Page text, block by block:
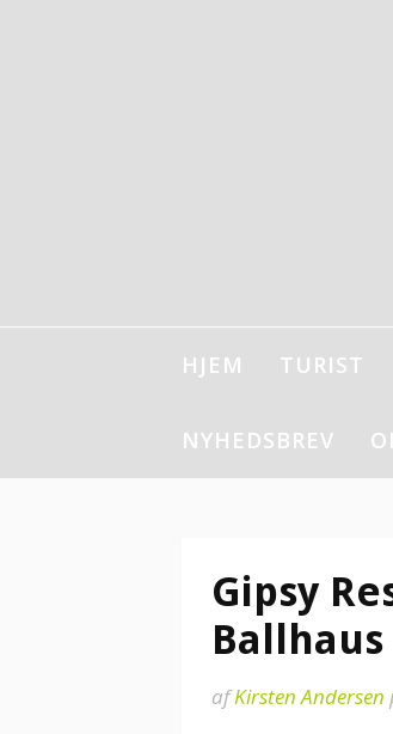
HJEM TURIST
NYHEDSBREV
Gipsy
Ballhaus
afKirsten Andersen